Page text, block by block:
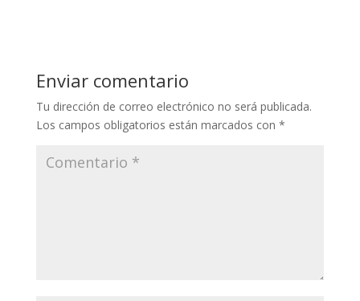
Enviar comentario
Tu dirección de correo electrónico no será publicada.
Los campos obligatorios están marcados con *